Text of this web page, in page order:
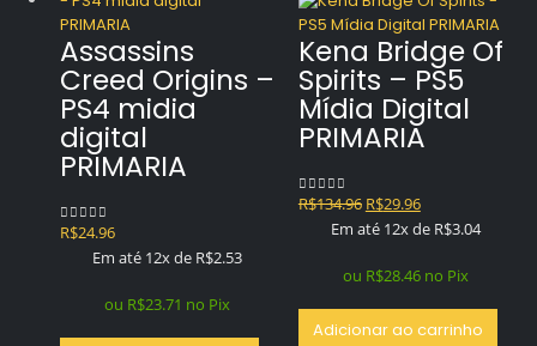
Assassins
Creed Origins –
PS4 midia
digital
PRIMARIA
0out of 5
R$24.96
Em até 12x de R$2.53
ou R$23.71 no Pix
Kena Bridge Of
Spirits – PS5
Mídia Digital
PRIMARIA
0out of 5
R$134.96 O
preço
era:
R$29.96O
preço
é:
Em até 12x de R$3.04
ou R$28.46 no Pix
Adicionar ao carrinho